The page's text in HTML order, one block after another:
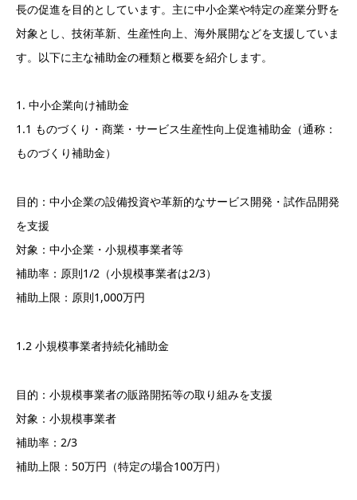
長の促進を目的としています。主に中小企業や特定の産業分野を
対象とし、技術革新、生産性向上、海外展開などを支援していま
す。以下に主な補助金の種類と概要を紹介します。
1. 中小企業向け補助金
1.1 ものづくり・商業・サービス生産性向上促進補助金（通称：
ものづくり補助金）
目的：中小企業の設備投資や革新的なサービス開発・試作品開発
を支援
対象：中小企業・小規模事業者等
補助率：原則1/2（小規模事業者は2/3）
補助上限：原則1,000万円
1.2 小規模事業者持続化補助金
目的：小規模事業者の販路開拓等の取り組みを支援
対象：小規模事業者
補助率：2/3
補助上限：50万円（特定の場合100万円）